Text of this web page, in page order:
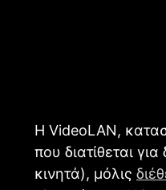
Η VideoLAN,
που διατίθεται
κινητά), μόλις